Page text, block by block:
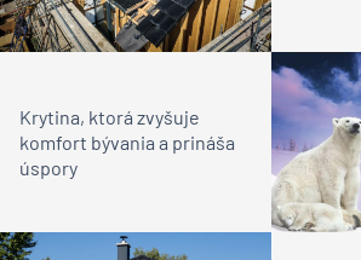
Krytina, ktorá zvyšuje
komfort bývania a prináša
úspory